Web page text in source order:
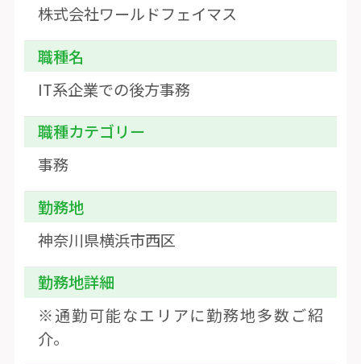
株式会社ワールドフェイマス
職種名
IT系企業での後方事務
職種カテゴリー
事務
勤務地
神奈川県横浜市西区
勤務地詳細
※通勤可能なエリアに勤務地多数ご紹
介。